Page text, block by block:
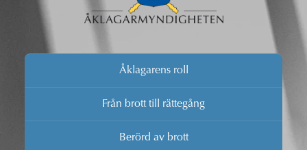
Åklagarens roll
Från brott till rättegång
Berörd av brott